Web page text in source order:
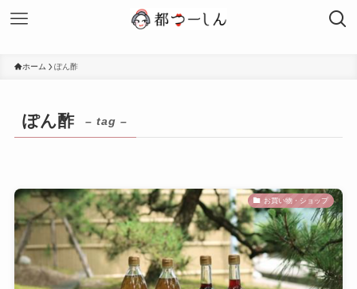
ホーム ぽん酢
ぽん酢 – tag –
お買い物・ショップ